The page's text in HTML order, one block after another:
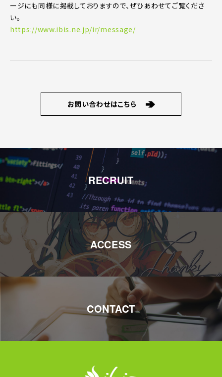
ージにも同様に掲載しておりますので、ぜひあわせてご覧くださ
い。
https://www.ibis.ne.jp/ir/message/
お問い合わせはこちら
RECRUIT
ACCESS
CONTACT